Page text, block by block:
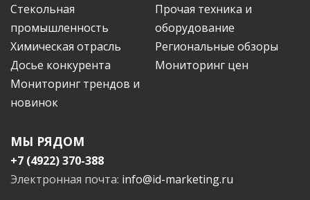
Стекольная
промышленность
Прочая техника и
оборудование
Химическая отрасль
Региональные обзоры
Досье конкурента
Мониторинг цен
Мониторинг трендов и
новинок
МЫ РЯДОМ
+7 (4922) 370-388
Электронная почта: info@id-marketing.ru